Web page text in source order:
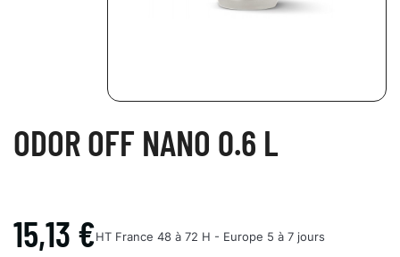
ODOR OFF NANO 0.6 L
15,13 €HT France 48 à 72 H - Europe 5 à 7 jours